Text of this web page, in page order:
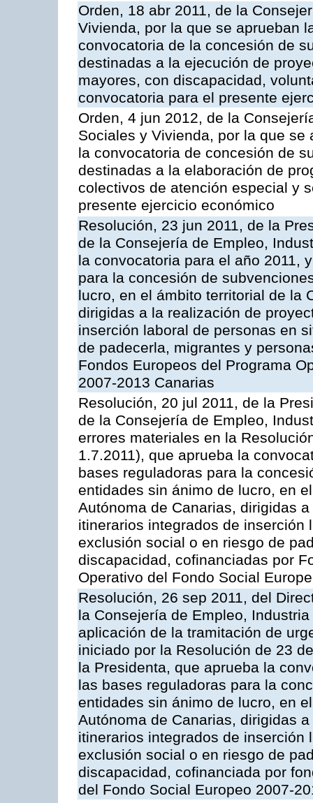
Orden, 18 abr 2011, de la
Vivienda, por la que se aprueban
convocatoria de la concesión de
destinadas a la ejecución de
mayores, con discapacidad,
convocatoria para el presente
Orden, 4 jun 2012, de la
Sociales y Vivienda, por la que
la convocatoria de concesión de
destinadas a la elaboración de
colectivos de atención especial y
presente ejercicio económico
Resolución, 23 jun 2011, de la
de la Consejería de Empleo,
la convocatoria para el año 2011,
para la concesión de
lucro, en el ámbito territorial de la
dirigidas a la realización de
inserción laboral de personas en
de padecerla, migrantes y
Fondos Europeos del Programa
2007-2013 Canarias
Resolución, 20 jul 2011, de la
de la Consejería de Empleo,
errores materiales en la
1.7.2011), que aprueba la
bases reguladoras para la
entidades sin ánimo de lucro, en
Autónoma de Canarias, dirigidas
itinerarios integrados de
exclusión social o en riesgo de
discapacidad, cofinanciadas por
Operativo del Fondo Social
Resolución, 26 sep 2011, del
la Consejería de Empleo,
aplicación de la tramitación de
iniciado por la Resolución de 23
la Presidenta, que aprueba la
las bases reguladoras para la
entidades sin ánimo de lucro, en
Autónoma de Canarias, dirigidas
itinerarios integrados de
exclusión social o en riesgo de
discapacidad, cofinanciada por
del Fondo Social Europeo 2007-